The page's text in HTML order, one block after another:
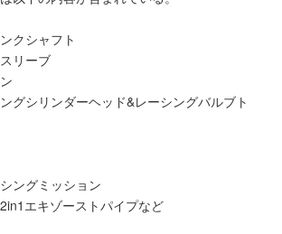
クシャフト
リーブ
グシリンダーヘッド&レーシングバルブト
ングミッション
エキゾーストパイプなど